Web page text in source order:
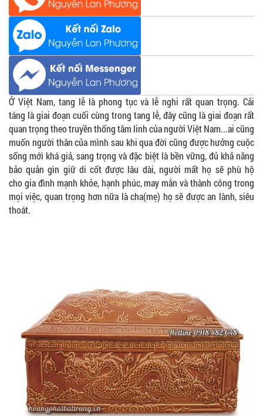
Ở Việt Nam, tang lễ là phong tục và lễ nghi rất quan trọng. Cải
táng là giai đoạn cuối cùng trong tang lễ, đây cũng là giai đoạn rất
quan trọng theo truyền thống tâm linh của người Việt Nam...ai cũng
muốn người thân của mình sau khi qua đời cũng được hưởng cuộc
sống mới khá giả, sang trọng và đặc biệt là bền vững, đủ khả năng
bảo quản gìn giữ di cốt được lâu dài, người mất họ sẽ phù hộ
cho gia đình mạnh khỏe, hạnh phúc, may mắn và thành công trong
mọi việc, quan trọng hơn nữa là cha(mẹ) họ sẽ được an lành, siêu
thoát.